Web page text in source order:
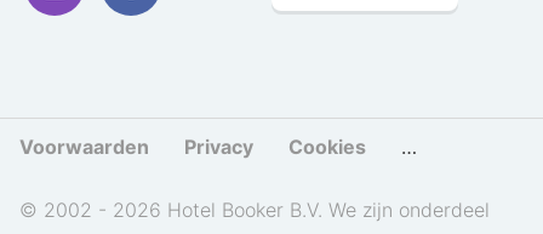
Voorwaarden Privacy Cookies Cookies
© 2002 - 2026 Hotel Booker B.V. We zijn onderdeel